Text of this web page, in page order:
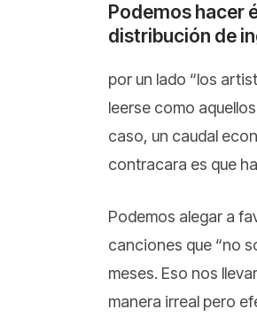
Podemos hacer
distribución de
por un lado “los
leerse como
caso, un caudal
contracara es que
Podemos alegar a
canciones que “no
meses. Eso nos
manera irreal pero